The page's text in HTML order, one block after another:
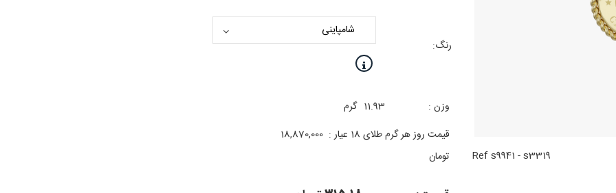
Refs9941 -s3319
رنگ:
وزن : 11.93 گرم
قیمت روز هر گرم طلای 18 عیار :
18,870,000
تومان